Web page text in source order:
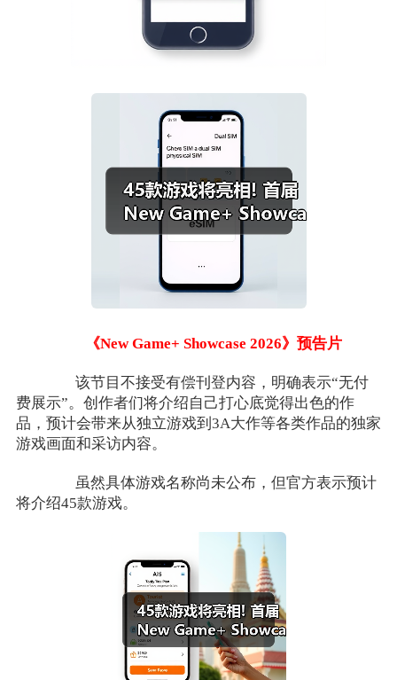
《New Game+ Showcase 2026》预告片
该节目不接受有偿刊登内容，明确表示“无付
费展示”。创作者们将介绍自己打心底觉得出色的作
品，预计会带来从独立游戏到3A大作等各类作品的独家
游戏画面和采访内容。
虽然具体游戏名称尚未公布，但官方表示预计
将介绍45款游戏。